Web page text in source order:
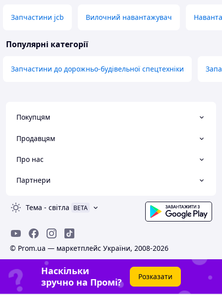
Запчастини jcb Вилочний навантажувач
Популярні категорії
Запчастини до дорожньо-будівельної спецтехніки
Покупцям
Продавцям
Про нас
Партнери
Тема - світла BETA
© Prom.ua — маркетплейс України, 2008-2026
Наскільки
зручно на Промі?
Розказати